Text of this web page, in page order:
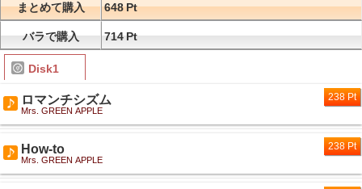
まとめて購入 648Pt
バラで購入 714Pt
Disk1
ロマンチシズム
Mrs. GREEN APPLE
238 Pt
How-to
Mrs. GREEN APPLE
238 Pt